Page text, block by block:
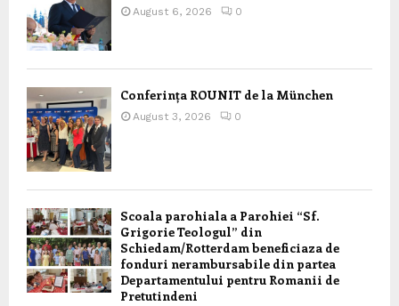
August 6, 2026 0
Conferința ROUNIT de la München
August 3, 2026 0
Scoala parohiala a Parohiei “Sf.
Grigorie Teologul” din
Schiedam/Rotterdam beneficiaza de
fonduri nerambursabile din partea
Departamentului pentru Romanii de
Pretutindeni